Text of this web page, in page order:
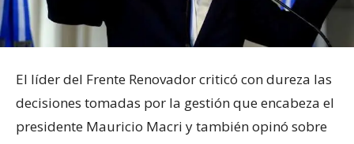
El líder del Frente Renovador criticó con dureza las
decisiones tomadas por la gestión que encabeza el
presidente Mauricio Macri y también opinó sobre